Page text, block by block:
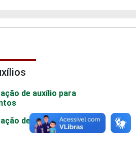
de auxílio para
de auxílio para poster